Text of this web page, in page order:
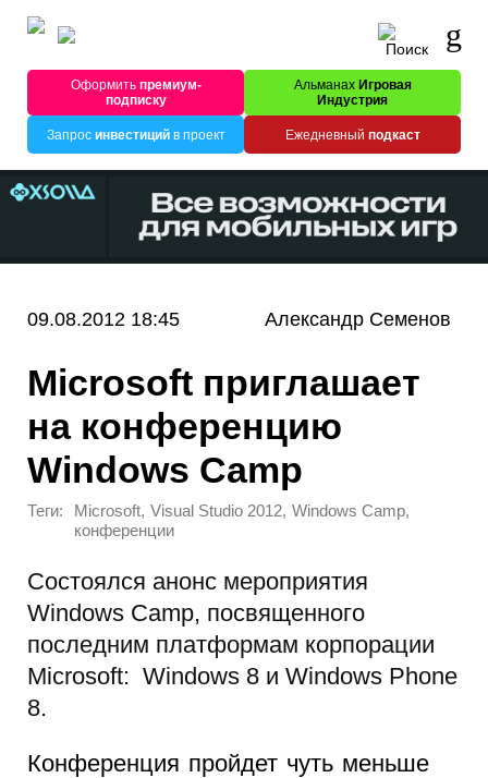
Оформитьпремиум-
подписку
Альманах Игровая
Индустрия
Запрос инвестицийв проект Ежедневный подкаст
09.08.2012 18:45 Александр Семенов
Microsoft приглашает
на конференцию
Windows Camp
Теги: Microsoft, Visual Studio 2012, Windows Camp,
конференции
Состоялся анонс мероприятия
Windows Camp, посвященного
последним платформам корпорации
Microsoft: Windows 8 и Windows Phone
8.
Конференция пройдет чуть меньше